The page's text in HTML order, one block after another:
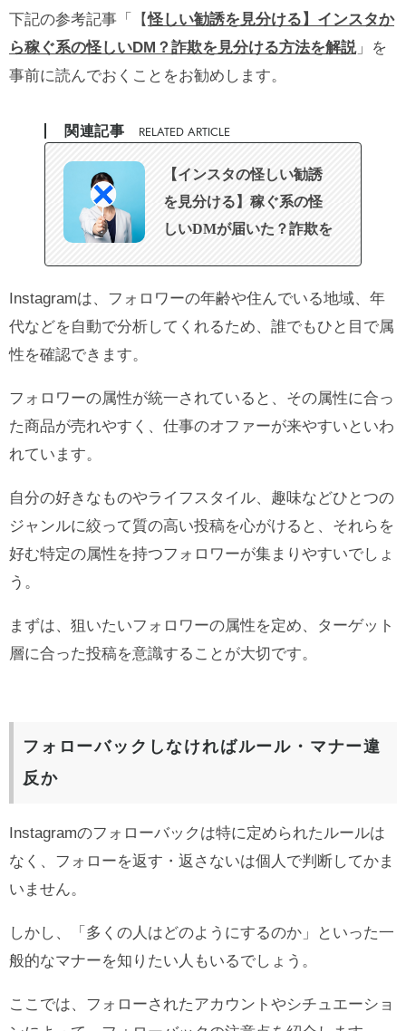
下記の参考記事「 【怪しい勧誘を見分ける】インスタか
ら稼ぐ系の怪しいDM？詐欺を見分ける方法を解説」を
事前に読んでおくことをお勧めします。
関連記事 RELATED ARTICLE
【インスタの怪しい勧誘
を見分ける】稼ぐ系の怪
しいDMが届いた？詐欺を
Instagramは、フォロワーの年齢や住んでいる地域、年
代などを自動で分析してくれるため、誰でもひと目で属
性を確認できます。
フォロワーの属性が統一されていると、その属性に合っ
た商品が売れやすく、仕事のオファーが来やすいといわ
れています。
自分の好きなものやライフスタイル、趣味などひとつの
ジャンルに絞って質の高い投稿を心がけると、それらを
好む特定の属性を持つフォロワーが集まりやすいでしょ
う。
まずは、狙いたいフォロワーの属性を定め、ターゲット
層に合った投稿を意識することが大切です。
フォローバックしなければルール・マナー違
反か
Instagramのフォローバックは特に定められたルールは
なく、フォローを返す・返さないは個人で判断してかま
いません。
しかし、「多くの人はどのようにするのか」といった一
般的なマナーを知りたい人もいるでしょう。
ここでは、フォローされたアカウントやシチュエーショ